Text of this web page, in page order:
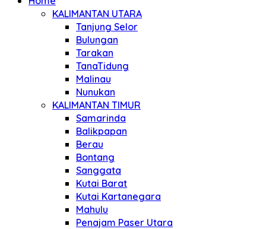
KALIMANTAN UTARA
Tanjung Selor
Bulungan
Tarakan
TanaTidung
Malinau
Nunukan
KALIMANTAN TIMUR
Samarinda
Balikpapan
Berau
Bontang
Sanggata
Kutai Barat
Kutai Kartanegara
Mahulu
Penajam Paser Utara